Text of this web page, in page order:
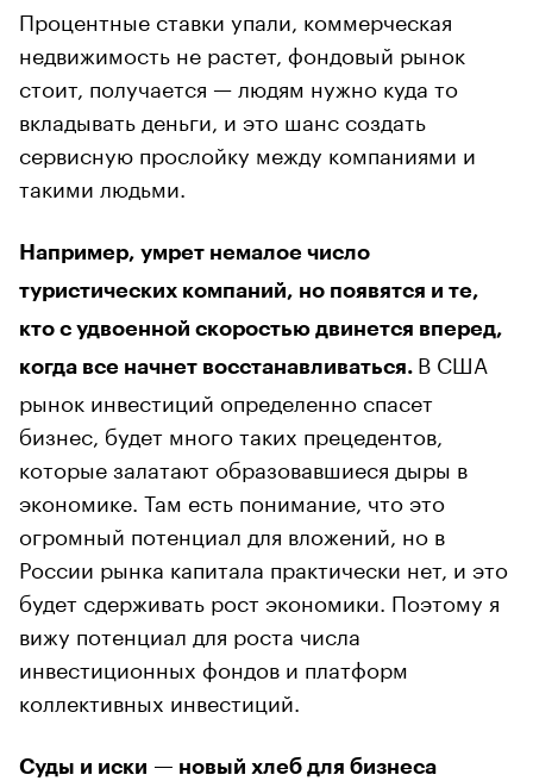
Процентные ставки упали, коммерческая
недвижимость не растет, фондовый рынок
стоит, получается — людям нужно куда то
вкладывать деньги, и это шанс создать
сервисную прослойку между компаниями и
такими людьми.
Например, умрет немалое число
туристических компаний, но появятся и те,
кто с удвоенной скоростью двинется вперед,
когда все начнет восстанавливаться. В США
рынок инвестиций определенно спасет
бизнес, будет много таких прецедентов,
которые залатают образовавшиеся дыры в
экономике. Там есть понимание, что это
огромный потенциал для вложений, но в
России рынка капитала практически нет, и это
будет сдерживать рост экономики. Поэтому я
вижу потенциал для роста числа
инвестиционных фондов и платформ
коллективных инвестиций.
Суды и иски — новый хлеб для бизнеса